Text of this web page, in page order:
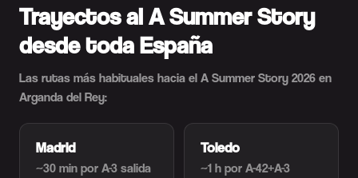
Trayectos al A Summer Story
desde toda España
Las rutas más habituales hacia el A Summer Story 2026 en
Arganda del Rey:
Madrid
~30 min por A-3 salida
Toledo
~1 h por A-42+A-3